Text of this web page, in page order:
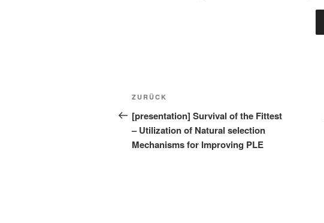
Beitragsnavigation
Vorheriger
Beitrag
ZURÜCK
[presentation] Survival of the Fittest
– Utilization of Natural selection
Mechanisms for Improving PLE